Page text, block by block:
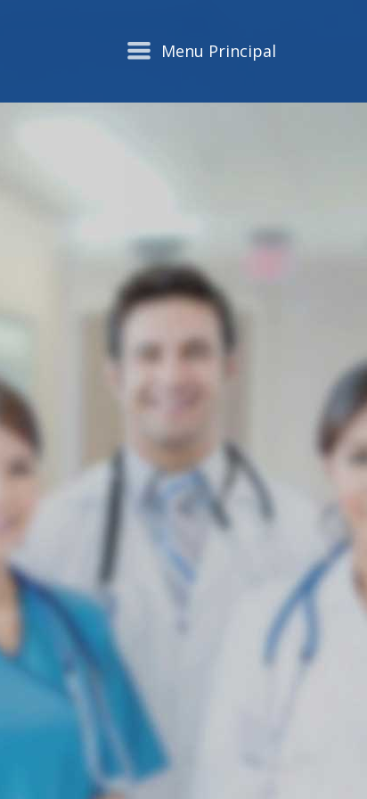
Menu Principal